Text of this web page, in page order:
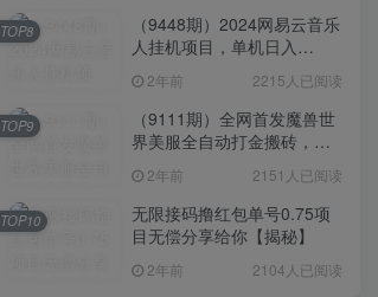
（9448期）2024网易云音乐
人挂机项目，单机日入
2年前 2215人已阅读
TOP8
（9111期）全网首发魔兽世
界美服全自动打金搬砖，日
姆级教学
2年前 2151人已阅读
TOP9
无限接码撸红包单号0.75项
目无偿分享给你【揭秘】
2年前 2104人已阅读
TOP10